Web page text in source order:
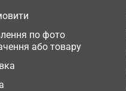
по фото
або товару